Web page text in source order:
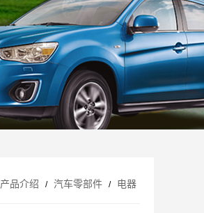
产品介绍 / 汽车零部件 / 电器